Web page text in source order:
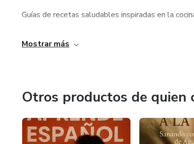
Guías de recetas saludables inspiradas en la
- Clases de español online adaptadas a tu nivel,
- Iniciar o mejorar tu trabajo en el mundo digital.
Mostrar más
Otros productos de quien